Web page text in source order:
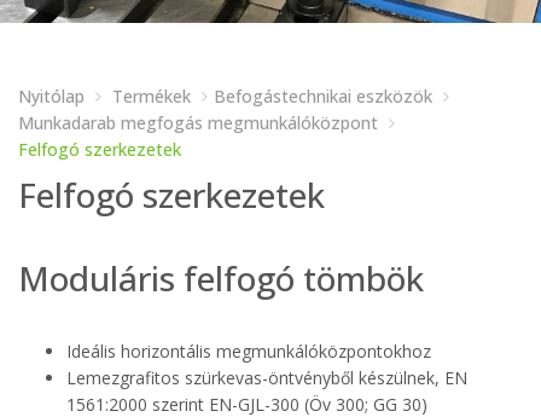
Nyitólap Termékek
Befogástechnikai eszközök
Munkadarab megfogás megmunkálóközpont
Felfogó szerkezetek
Felfogó szerkezetek
Moduláris felfogó tömbök
Ideális horizontális megmunkálóközpontokhoz
Lemezgrafitos szürkevas-öntvényből készülnek, EN
1561:2000 szerint EN-GJL-300 (Öv 300; GG 30)